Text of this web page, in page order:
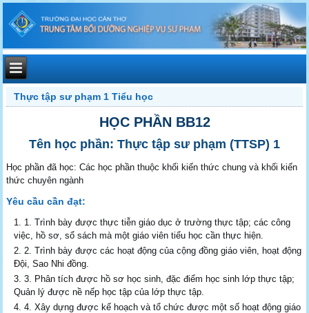
Thực tập sư phạm 1 Tiểu học
HỌC PHẦN BB12
Tên học phần: Thực tập sư phạm (TTSP) 1
Học phần đã học: Các học phần thuộc khối kiến thức chung và khối kiến
thức chuyên ngành
Yêu cầu cần đạt:
1. Trình bày được thực tiễn giáo dục ở trường thực tập; các công
việc, hồ sơ, sổ sách mà một giáo viên tiểu học cần thực hiện.
2. Trình bày được các hoạt động của cộng đồng giáo viên, hoạt động
Đội, Sao Nhi đồng.
3. Phân tích được hồ sơ học sinh, đặc điểm học sinh lớp thực tập;
Quản lý được nề nếp học tập của lớp thực tập.
4. Xây dựng được kế hoạch và tổ chức được một số hoạt động giáo